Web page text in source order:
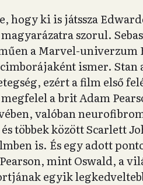
hogy ki is játssza
szorul.
a Marvel-
ismer. Stan
ezért a film első
a brit Adam
valóban
többek között Scarlett
is. És egy adott
mint Oswald, a
egyik